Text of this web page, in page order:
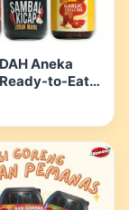
Aneka
to-Eat
Pengawet
Malaysia